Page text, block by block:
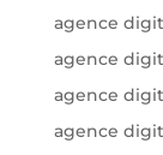
agence
agence
agence
agence